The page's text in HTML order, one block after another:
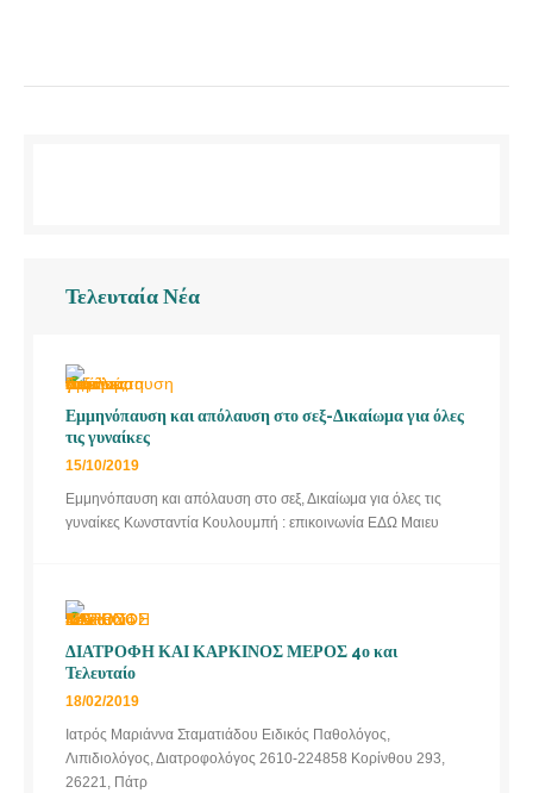
Τελευταία Νέα
Εμμηνόπαυση και απόλαυση στο σεξ-Δικαίωμα για όλες
τις γυναίκες
15/10/2019
Εμμηνόπαυση και απόλαυση στο σεξ, Δικαίωμα για όλες τις
γυναίκες Κωνσταντία Κουλουμπή : επικοινωνία ΕΔΩ Μαιευ
ΔΙΑΤΡΟΦΗ ΚΑΙ ΚΑΡΚΙΝΟΣ ΜΕΡΟΣ 4ο και
Τελευταίο
18/02/2019
Ιατρός Μαριάννα Σταματιάδου Ειδικός Παθολόγος,
Λιπιδιολόγος, Διατροφολόγος 2610-224858 Κορίνθου 293,
26221, Πάτρ